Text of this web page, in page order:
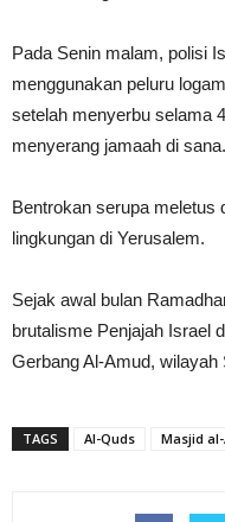
Pada Senin malam, polisi
menggunakan peluru
setelah menyerbu selama
menyerang jamaah di sana.
Bentrokan serupa meletus
lingkungan di Yerusalem.
Sejak awal bulan
brutalisme Penjajah Israel
Gerbang Al-Amud,
TAGS Al-Quds Masjid